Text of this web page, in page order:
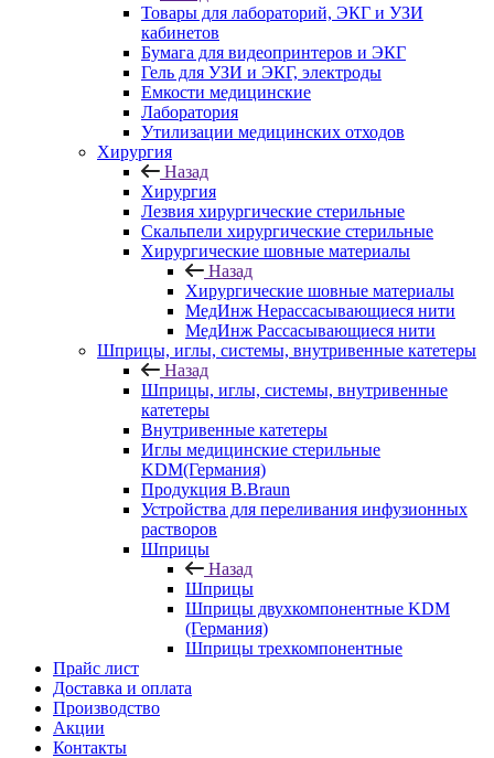
Товары для лабораторий, ЭКГ и УЗИ
кабинетов
Бумага для видеопринтеров и ЭКГ
Гель для УЗИ и ЭКГ, электроды
Емкости медицинские
Лаборатория
Утилизации медицинских отходов
Хирургия
Назад
Хирургия
Лезвия хирургические стерильные
Скальпели хирургические стерильные
Хирургические шовные материалы
Назад
Хирургические шовные материалы
МедИнж Нерассасывающиеся нити
МедИнж Рассасывающиеся нити
Шприцы, иглы, системы, внутривенные катетеры
Назад
Шприцы, иглы, системы, внутривенные
катетеры
Внутривенные катетеры
Иглы медицинские стерильные
KDM(Германия)
Продукция B.Braun
Устройства для переливания инфузионных
растворов
Шприцы
Назад
Шприцы
Шприцы двухкомпонентные KDM
(Германия)
Шприцы трехкомпонентные
Прайс лист
Доставка и оплата
Производство
Акции
Контакты